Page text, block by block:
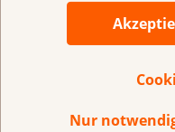
Nur
Umhergehen beim
Velofahren oder bei